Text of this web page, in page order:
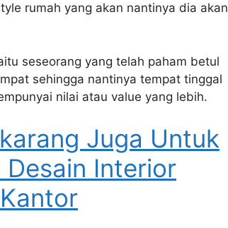
rumah yang akan nantinya dia akan
seseorang yang telah paham betul
sehingga nantinya tempat tinggal
nilai atau value yang lebih.
Juga Untuk
Interior